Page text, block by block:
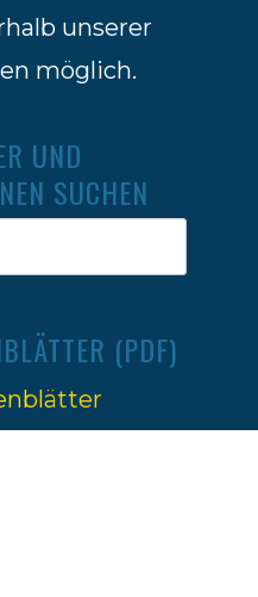
unserer
möglich.
UND
SUCHEN
(PDF)